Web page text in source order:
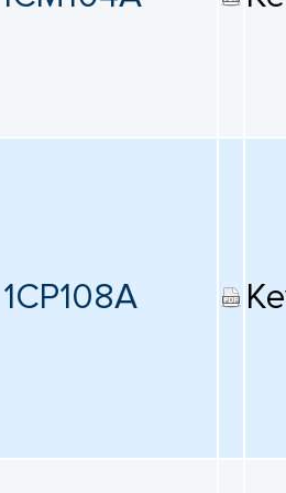
1CP108A